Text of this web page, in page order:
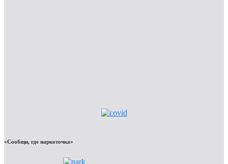
«Сообщи, где наркоточка»